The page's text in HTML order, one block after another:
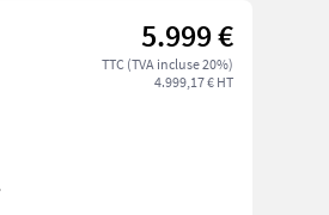
5.999 €
TTC (TVA incluse 20%)
4.999,17 € HT